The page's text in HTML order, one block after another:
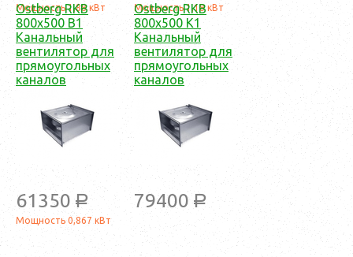
Мощность 1,88 кВт Мощность 1,18 кВт
Ostberg RKB
800x500 B1
Канальный
вентилятор для
прямоугольных
каналов
61350 a
Мощность 0,867 кВт
Ostberg RKB
800x500 K1
Канальный
вентилятор для
прямоугольных
каналов
79400 a